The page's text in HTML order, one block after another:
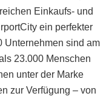
Einkaufs- und
ein perfekter
Unternehmen sind am
23.000 Menschen
unter der Marke
zur Verfügung – von